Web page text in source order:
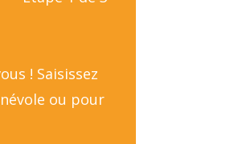
! Saisissez
ou pour